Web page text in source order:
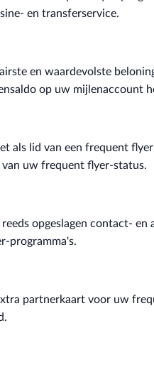
en transferservice.
en waardevolste
op uw mijlenaccount
als lid van een frequent
uw frequent flyer-status.
opgeslagen contact- en
programma's.
partnerkaart voor uw